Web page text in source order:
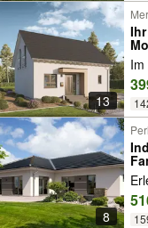
13
8
Perl